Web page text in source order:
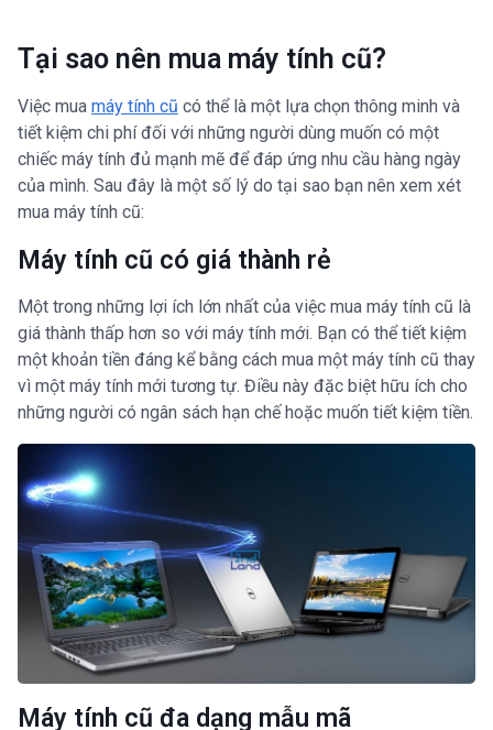
Tại sao nên mua máy tính cũ?
Việc mua máy tính cũ có thể là một lựa chọn thông minh và
tiết kiệm chi phí đối với những người dùng muốn có một
chiếc máy tính đủ mạnh mẽ để đáp ứng nhu cầu hàng ngày
của mình. Sau đây là một số lý do tại sao bạn nên xem xét
mua máy tính cũ:
Máy tính cũ có giá thành rẻ
Một trong những lợi ích lớn nhất của việc mua máy tính cũ là
giá thành thấp hơn so với máy tính mới. Bạn có thể tiết kiệm
một khoản tiền đáng kể bằng cách mua một máy tính cũ thay
vì một máy tính mới tương tự. Điều này đặc biệt hữu ích cho
những người có ngân sách hạn chế hoặc muốn tiết kiệm tiền.
Máy tính cũ đa dạng mẫu mã